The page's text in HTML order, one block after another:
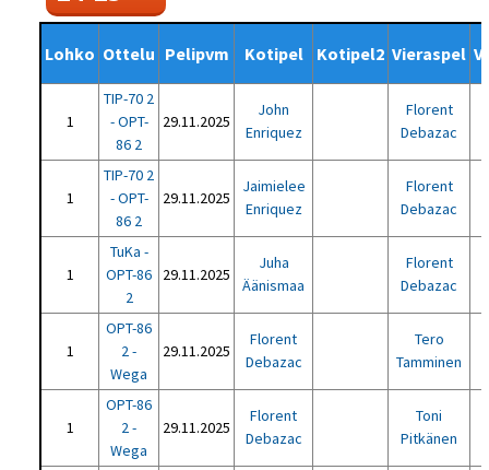
Lohko Ottelu Pelipvm Kotipel Kotipel2 Vieraspel
1
TIP-70 2
- OPT-
86 2
29.11.2025
John
Enriquez
Florent
Debazac
1
TIP-70 2
- OPT-
86 2
29.11.2025
Jaimielee
Enriquez
Florent
Debazac
1
TuKa -
OPT-86
2
29.11.2025
Juha
Äänismaa
Florent
Debazac
1
OPT-86
2 -
Wega
29.11.2025
Florent
Debazac
Tero
Tamminen
1
OPT-86
2 -
Wega
29.11.2025
Florent
Debazac
Toni
Pitkänen